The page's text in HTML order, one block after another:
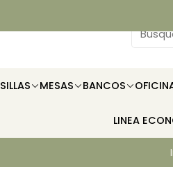
SILLAS MESAS BANCOS
LINEA